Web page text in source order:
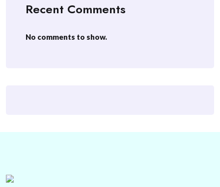
Recent Comments
No comments to show.